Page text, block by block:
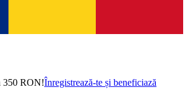
350 RON!Înregistrează-te și beneficiază